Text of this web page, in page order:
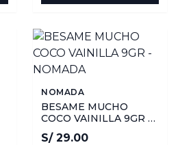
NOMADA
BESAME MUCHO
COCO VAINILLA 9GR -
NOMADA
S/ 29.00